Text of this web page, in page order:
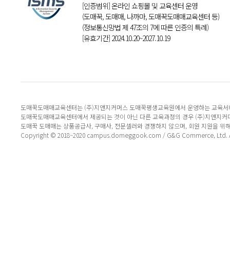
[인증범위] 온라인 쇼핑몰 및 교육센터 운영
(도매꾹, 도매매, 나까마, 도매꾹도매매교육센터 등)
(정보통신망법 제 47조의 7에 따른 인증의 특례)
[유효기간] 2024.10.20~2027.10.19
도매꾹도매매교육센터는 (주)지앤지커머스 도매꾹평생교육원에서 운영하는 교육
도매꾹도매매교육센터에서 제공되는 것이 아닌 다른 교육과정의 경우 (주)지앤지
도매꾹 도매매는 상품공급사, 구매사, 전문셀러와 경쟁하지 않으며, 회원 지원을 위
Copyright © 2018~2020 campus.domeggook.com / G&G Commerce, Ltd.